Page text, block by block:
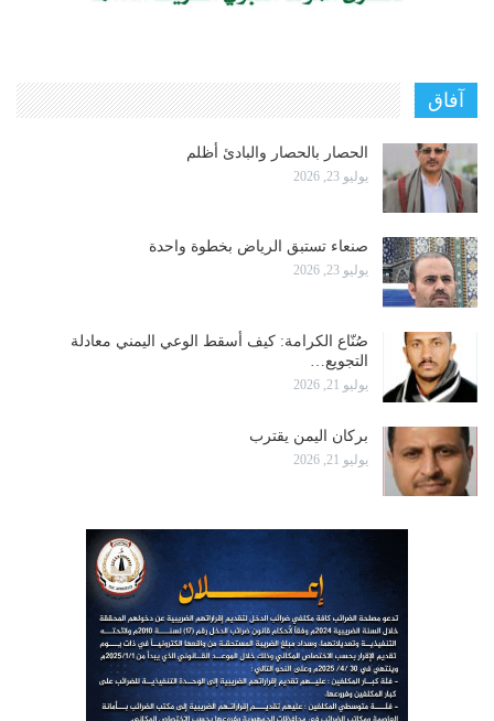
آفاق
الحصار بالحصار والبادئ أظلم
يوليو 23, 2026
صنعاء تستبق الرياض بخطوة واحدة
يوليو 23, 2026
صُنّاع الكرامة: كيف أسقط الوعي اليمني معادلة
التجويع…
يوليو 21, 2026
بركان اليمن يقترب
يوليو 21, 2026